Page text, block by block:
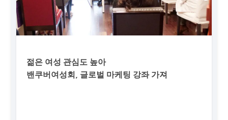
젊은 여성 관심도 높아
밴쿠버여성회, 글로벌 마케팅 강좌 가져